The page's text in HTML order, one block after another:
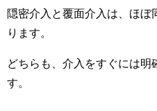
隠密介入と覆面介入は、ほ
ります。
どちらも、介入をすぐには
す。